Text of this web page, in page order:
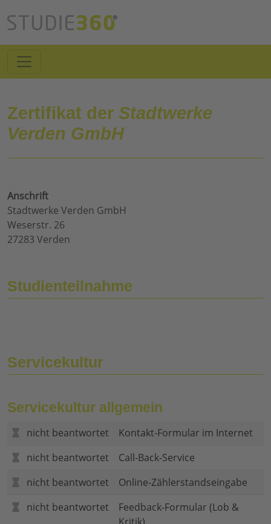
Zertifikat der Stadtwerke
Verden GmbH
Anschrift
Stadtwerke Verden GmbH
Weserstr. 26
27283 Verden
Studienteilnahme
Servicekultur
Servicekultur allgemein
nicht beantwortet
Kontakt-Formular im Internet
nicht beantwortet
Call-Back-Service
nicht beantwortet
Online-Zählerstandseingabe
nicht beantwortet
Feedback-Formular (Lob &